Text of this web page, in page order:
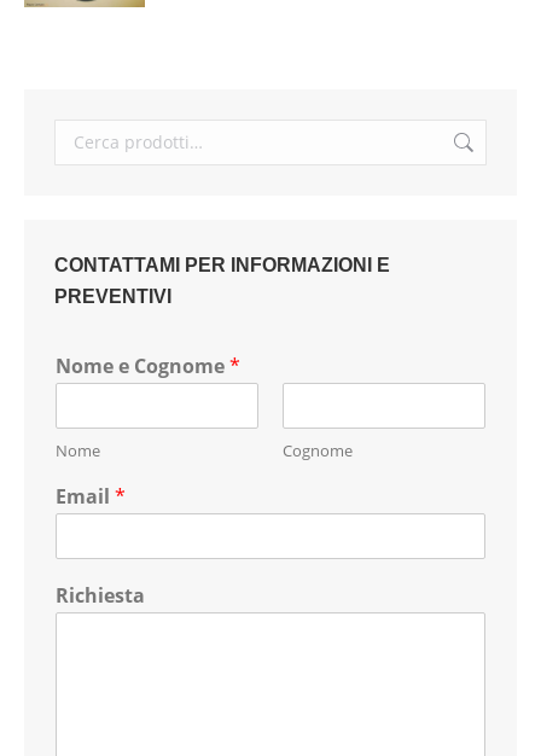
CONTATTAMI PER INFORMAZIONI E
PREVENTIVI
Nome e Cognome*
Nome Cognome
Email *
Richiesta